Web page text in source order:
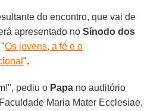
do encontro, que vai de
apresentado noSínodo dos
"Os jovens, a fé e o
".
pediu o Papa no auditório
Maria Mater Ecclesiae,